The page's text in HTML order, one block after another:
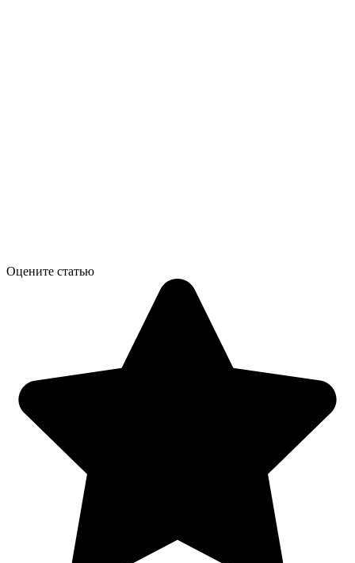
Оцените статью